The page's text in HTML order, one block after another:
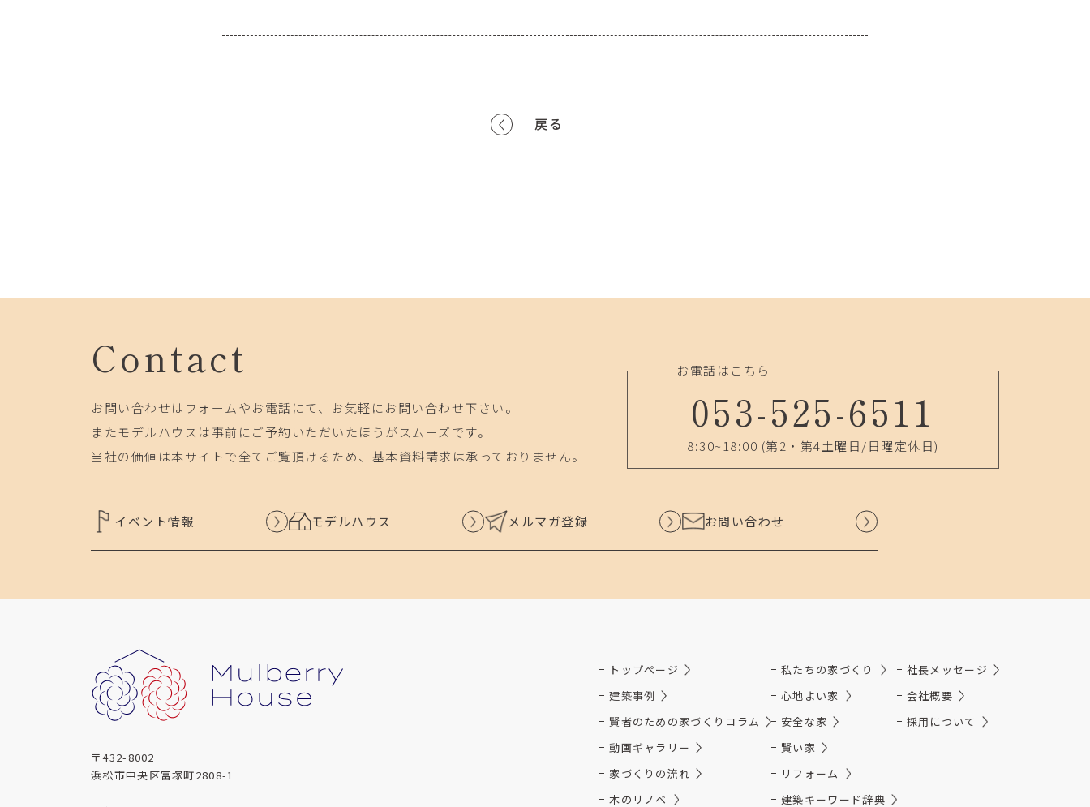
戻る
Contact
お問い合わせはフォームやお電話にて、お気軽にお問い合わせ下さい。
またモデルハウスは事前にご予約いただいたほうがスムーズです。
当社の価値は本サイトで全てご覧頂けるため、基本資料請求は承っておりません。
お電話はこちら
053-525-6511
8:30~18:00 (第2・第4土曜日/日曜定休日)
イベント情報 モデルハウス メルマガ登録 お問い合わせ
〒432-8002
浜松市中央区富塚町2808-1
トップページ
建築事例
賢者のための家づくりコラム
動画ギャラリー
家づくりの流れ
木のリノベ
私たちの家づくり
心地よい家
安全な家
賢い家
リフォーム
建築キーワード辞典
社長メッセージ
会社概要
採用について